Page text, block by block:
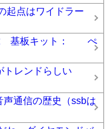
起点はワイドラー
基板キット： ぺ
レンドらしい
通信の歴史（ssbは